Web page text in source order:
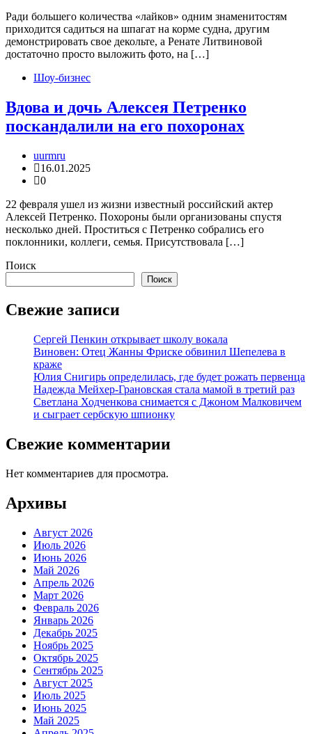
Ради большего количества «лайков» одним знаменитостям
приходится садиться на шпагат на корме судна, другим
демонстрировать свое декольте, а Ренате Литвиновой
достаточно просто выложить фото, на […]
Шоу-бизнес
Вдова и дочь Алексея Петренко
поскандалили на его похоронах
uurmru
16.01.2025
0
22 февраля ушел из жизни известный российский актер
Алексей Петренко. Похороны были организованы спустя
несколько дней. Проститься с Петренко собрались его
поклонники, коллеги, семья. Присутствовала […]
Поиск
Поиск
Свежие записи
Сергей Пенкин открывает школу вокала
Виновен: Отец Жанны Фриске обвинил Шепелева в
краже
Юлия Снигирь определилась, где будет рожать первенца
Надежда Мейхер-Грановская стала мамой в третий раз
Светлана Ходченкова снимается с Джоном Малковичем
и сыграет сербскую шпионку
Свежие комментарии
Нет комментариев для просмотра.
Архивы
Август 2026
Июль 2026
Июнь 2026
Май 2026
Апрель 2026
Март 2026
Февраль 2026
Январь 2026
Декабрь 2025
Ноябрь 2025
Октябрь 2025
Сентябрь 2025
Август 2025
Июль 2025
Июнь 2025
Май 2025